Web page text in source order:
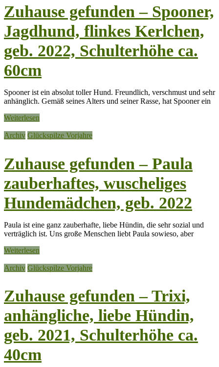
Zuhause gefunden – Spooner,
Jagdhund, flinkes Kerlchen,
geb. 2022, Schulterhöhe ca.
60cm
Spooner ist ein absolut toller Hund. Freundlich, verschmust und sehr
anhänglich. Gemäß seines Alters und seiner Rasse, hat Spooner ein
Weiterlesen
Archiv Glückspilze Vorjahre
Zuhause gefunden – Paula
zauberhaftes, wuscheliges
Hundemädchen, geb. 2022
Paula ist eine ganz zauberhafte, liebe Hündin, die sehr sozial und
verträglich ist. Uns große Menschen liebt Paula sowieso, aber
Weiterlesen
Archiv Glückspilze Vorjahre
Zuhause gefunden – Trixi,
anhängliche, liebe Hündin,
geb. 2021, Schulterhöhe ca.
40cm